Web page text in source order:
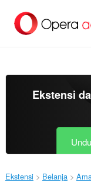
konten
Ekstensi
Ekstensi Belanja